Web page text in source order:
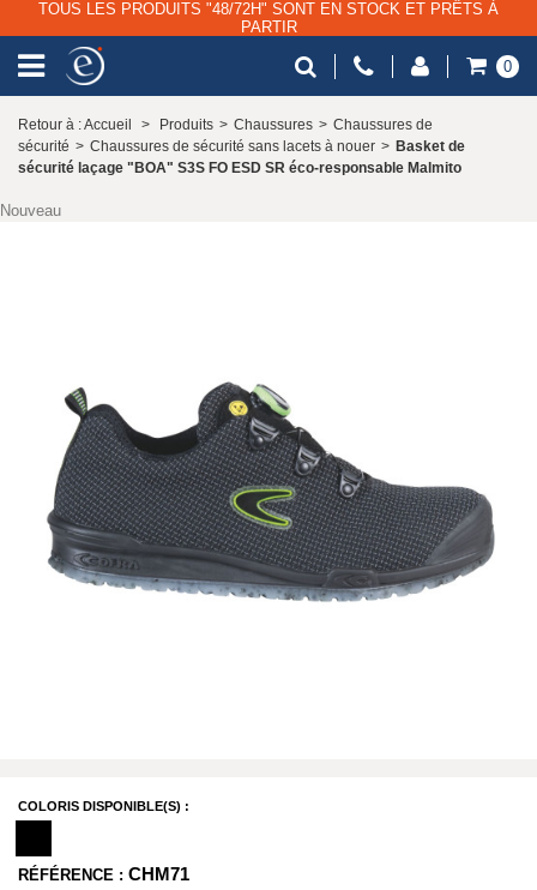
TOUS LES PRODUITS "48/72H" SONT EN STOCK ET PRÊTS À
PARTIR
0
Retour à : Accueil > Produits > Chaussures > Chaussures de
sécurité > Chaussures de sécurité sans lacets à nouer > Basket de
sécurité laçage "BOA" S3S FO ESD SR éco-responsable Malmito
Nouveau
COLORIS DISPONIBLE(S) :
RÉFÉRENCE : CHM71